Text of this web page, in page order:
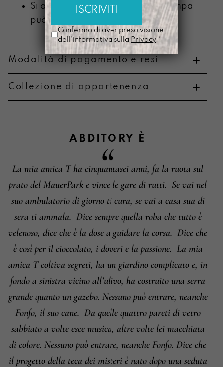
Si ammorbidisce con l’uso e la stampa
può scolorire
Modalità di pagamento e resi
Informazioni su cambi e resi
Collezione di appartenenza
ABDITORY È
La mia amica T ha cinquantasei anni, fa la ruota sul
prato del MauerPark e vince le gare di rutti. Se vai nel
suo ambulatorio di giorno ti cura, se vai a casa sua di
sera ti ammala. Dice sempre quella roba che tutto è
velenoso, dice che è la dose a guidare la corsa. Dice che
è così per il cioccolato, i doveri e la passione. La mia
amica T coltiva segreti, ha un giardino complicato e, in
fondo a sinistra vicino all’ulivo, ha costruito una serra
grande quanto un gazebo. Nessuno può entrare, neanche
Fonfo, il suo cane. Da quelle quattro pareti di vetro
sabbiato a volte esce musica, altre volte lei macchiata
di colore. Nessuno può entrare, neanche Fonfo. Dice che
il progetto della teca dei misteri è nato dopo una seduta
Confermo di aver preso visione
dell'informativa sulla Privacy.*